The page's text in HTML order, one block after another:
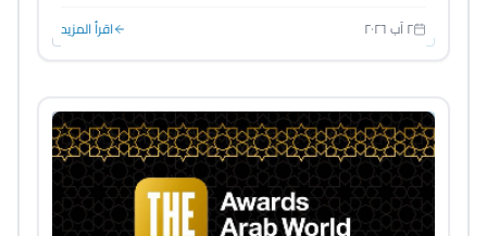
٢ آب ٢٠٢٦ اقرأ المزيد